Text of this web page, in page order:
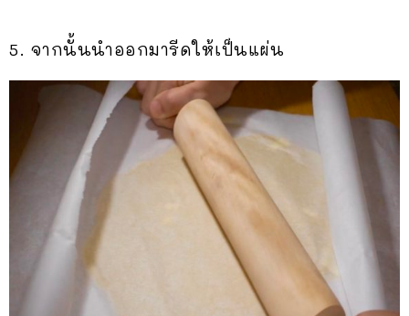
5. จากนั้นนำออกมารีดให้เป็นแผ่น